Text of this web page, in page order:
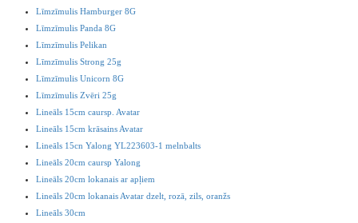
Līmzīmulis Hamburger 8G
Līmzīmulis Panda 8G
Līmzīmulis Pelikan
Līmzīmulis Strong 25g
Līmzīmulis Unicorn 8G
Līmzīmulis Zvēri 25g
Lineāls 15cm caursp. Avatar
Lineāls 15cm krāsains Avatar
Lineāls 15cn Yalong YL223603-1 melnbalts
Lineāls 20cm caursp Yalong
Lineāls 20cm lokanais ar apļiem
Lineāls 20cm lokanais Avatar dzelt, rozā, zils, oranžs
Lineāls 30cm